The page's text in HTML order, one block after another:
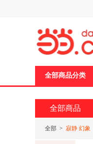
全部商品分类
全部商品
全部 > 寂静 幻象
页